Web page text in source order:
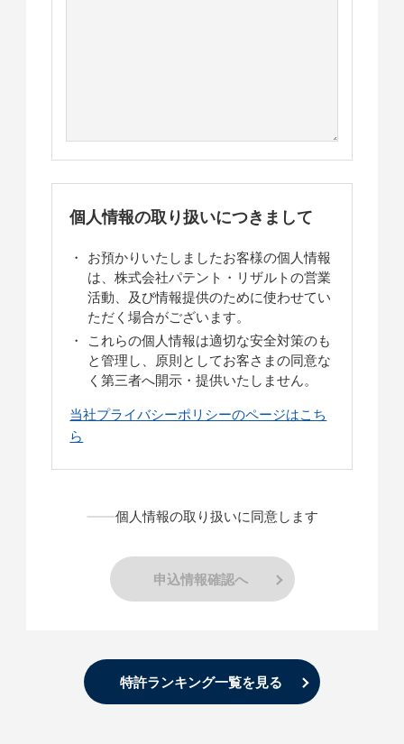
個人情報の取り扱いにつきまして
お預かりいたしましたお客様の個人情報
は、株式会社パテント・リザルトの営業
活動、及び情報提供のために使わせてい
ただく場合がございます。
これらの個人情報は適切な安全対策のも
と管理し、原則としてお客さまの同意な
く第三者へ開示・提供いたしません。
当社プライバシーポリシーのページはこち
ら
個人情報の取り扱いに同意します
申込情報確認へ
特許ランキング一覧を見る